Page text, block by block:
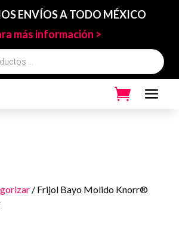
ENVÍOS A TODO MÉXICO
más información >
/ Frijol Bayo Molido Knorr®